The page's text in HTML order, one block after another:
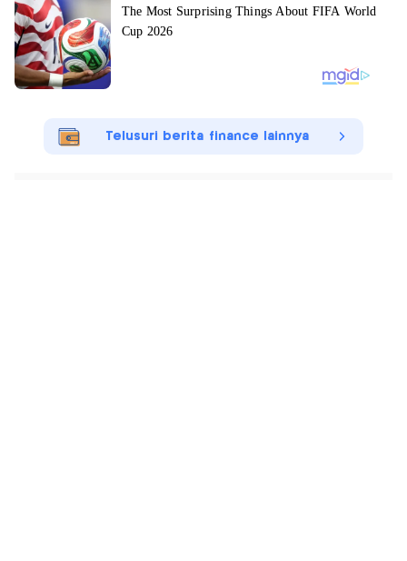
Telusuri berita finance lainnya